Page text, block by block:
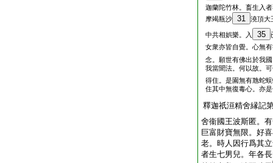
迦蘭陀竹林。畜生入
摩竭瓶沙
31 澆頂大
中共相娯樂。入 35
女衆亦皆自覺。心無
念。願世有佛出於我
我當聞法。何以故。
得住。是園無有虺蛇
住其中無復毒心。亦
釋迦祇洹精舍縁記
舍衞國王波斯匿。
巨富財寶無限。好
老。時人因行爲其
者生七男兒。年各